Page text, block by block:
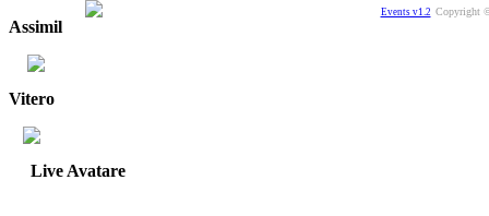
Assimil
Vitero
Live Avatare
Events v1.2 Copyright